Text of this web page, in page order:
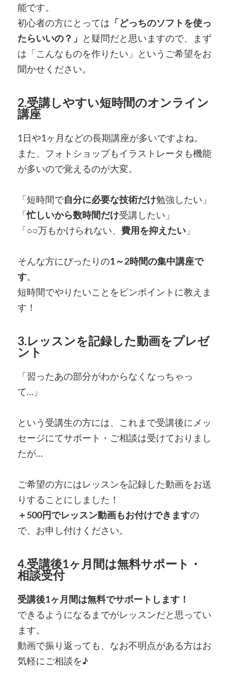
能です。
初心者の方にとっては 「どっちのソフトを使っ
たらいいの？」 と疑問だと思いますので、まず
は「こんなものを作りたい」というご希望をお
聞かせください。
2.受講しやすい短時間のオンライン
講座
1日や1ヶ月などの長期講座が多いですよね。
また、フォトショップもイラストレータも機能
が多いので覚えるのが大変。
「短時間で自分に必要な技術だけ勉強したい」
「忙しいから数時間だけ受講したい」
「○○万もかけられない、 費用を抑えたい」
そんな方にぴったりの1～2時間の集中講座で
す。
短時間でやりたいことをピンポイントに教えま
す！
3.レッスンを記録した動画をプレゼ
ント
「習ったあの部分がわからなくなっちゃっ
て…」
という受講生の方には、これまで受講後にメッ
セージにてサポート・ご相談は受けておりまし
たが…
ご希望の方にはレッスンを記録した動画をお送
りすることにしました！
＋500円でレッスン動画もお付けできますの
で、お申し付けください。
4.受講後1ヶ月間は無料サポート・
相談受付
受講後1ヶ月間は無料でサポートします！
できるようになるまでがレッスンだと思ってい
ます。
動画で振り返っても、なお不明点がある方はお
気軽にご相談を♪